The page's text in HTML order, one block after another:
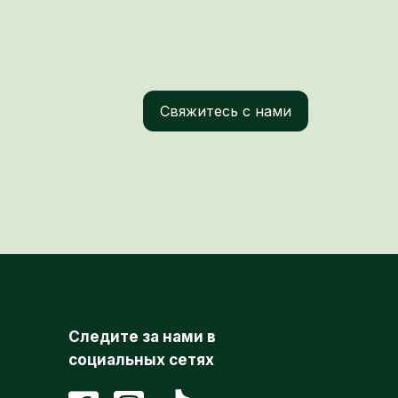
Свяжитесь с нами
Следите за нами в
социальных сетях